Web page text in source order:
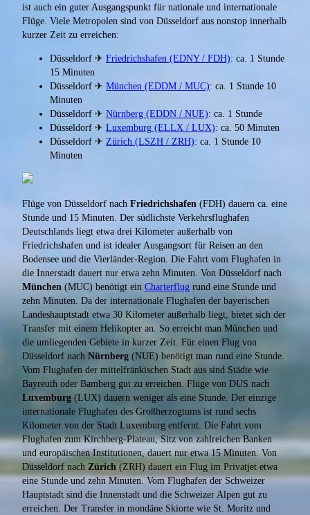
ist auch ein guter Ausgangspunkt für nationale und internationale
Flüge. Viele Metropolen sind von Düsseldorf aus nonstop innerhalb
kurzer Zeit zu erreichen:
Düsseldorf ✈ Friedrichshafen (EDNY / FDH): ca. 1 Stunde
15 Minuten
Düsseldorf ✈ München (EDDM / MUC): ca. 1 Stunde 10
Minuten
Düsseldorf ✈ Nürnberg (EDDN / NUE): ca. 1 Stunde
Düsseldorf ✈ Luxemburg (ELLX / LUX): ca. 50 Minuten
Düsseldorf ✈ Zürich (LSZH / ZRH): ca. 1 Stunde 10
Minuten
Flüge von Düsseldorf nach Friedrichshafen (FDH) dauern ca. eine
Stunde und 15 Minuten. Der südlichste Verkehrsflughafen
Deutschlands liegt etwa drei Kilometer außerhalb von
Friedrichshafen und ist idealer Ausgangsort für Reisen an den
Bodensee und die Vierländer-Region. Die Fahrt vom Flughafen in
die Innerstadt dauert nur etwa zehn Minuten. Von Düsseldorf nach
München (MUC) benötigt ein Charterflug rund eine Stunde und
zehn Minuten. Da der internationale Flughafen der bayerischen
Landeshauptstadt etwa 30 Kilometer außerhalb liegt, bietet sich der
Transfer mit einem Helikopter an. So erreicht man München und
die umliegenden Gebiete in kurzer Zeit. Für einen Flug von
Düsseldorf nach Nürnberg (NUE) benötigt man rund eine Stunde.
Vom Flughafen der mittelfränkischen Stadt aus sind Städte wie
Bayreuth oder Bamberg gut zu erreichen. Flüge von DUS nach
Luxemburg (LUX) dauern weniger als eine Stunde. Der einzige
internationale Flughafen des Großherzogtums ist rund sechs
Kilometer von der Stadt Luxemburg entfernt. Die Fahrt vom
Flughafen zum Kirchberg-Plateau, Sitz von zahlreichen Banken
und europäischen Institutionen, dauert nur etwa 15 Minuten. Von
Düsseldorf nach Zürich (ZRH) dauert ein Flug im Privatjet etwa
eine Stunde und zehn Minuten. Vom Flughafen der Schweizer
Hauptstadt sind die Innenstadt und die Schweizer Alpen gut zu
erreichen. Der Transfer in mondäne Skiorte wie St. Moritz und